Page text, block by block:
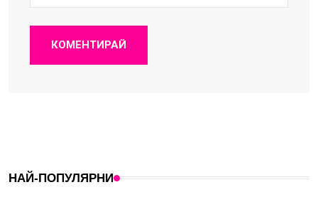
КОМЕНТИРАЙ
НАЙ-ПОПУЛЯРНИ